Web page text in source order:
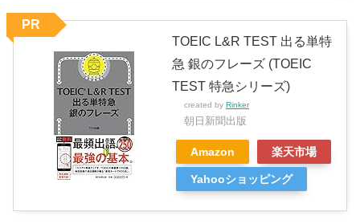
TOEIC L&R TEST 出る単特
急 銀のフレーズ (TOEIC
TEST 特急シリーズ)
created by Rinker
朝日新聞出版
Amazon 楽天市場
Yahooショッピング
PR